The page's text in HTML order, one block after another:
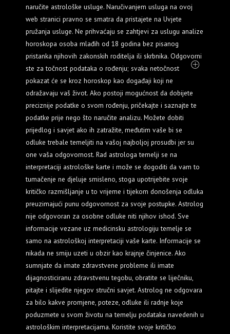
naručite astrološke usluge. Naručivanjem usluga na ovoj
web stranici pravno se smatra da pristajete na Uvjete
pružanja usluge. Ne prihvaćaju se zahtjevi za uslugu analize
horoskopa osoba mlađih od 18 godina bez pisanog
pristanka njihovih zakonskih roditelja ili skrbnika. Odgovorni
ste za točnost podataka o rođenju; svaka netočnost
pokazat će se kroz horoskop kao događaji koji ne
odražavaju vaš život. Ako postoji mogućnost da dobijete
preciznije podatke o svom rođenju, pričekajte i saznajte te
podatke prije nego što naručite analizu. Možete dobiti
prijedlog i savjet ako ih zatražite, međutim vaše bi se
odluke trebale temeljiti na vašoj najboljoj prosudbi jer su
one vaša odgovornost. Rad astrologa temelji se na
interpretaciji astrološke karte i može se dogoditi da vam to
tumačenje ne djeluje smisleno, stoga upotrijebite svoje
kritičko razmišljanje u to vrijeme i tijekom donošenja odluka
preuzimajući punu odgovornost za svoje postupke. Astrolog
nije odgovoran za osobne odluke niti njihov ishod. Sve
informacije vezane uz medicinsku astrologiju temelje se
samo na astrološkoj interpretaciji vaše karte. Informacije se
nikada ne smiju uzeti u obzir kao krajnje činjenice. Ako
sumnjate da imate zdravstvene probleme ili imate
dijagnosticiranu zdravstvenu tegobu, obratite se liječniku,
pitajte i slijedite njegov stručni savjet. Astrolog ne odgovara
za bilo kakve promjene, poteze, odluke ili radnje koje
poduzmete u svom životu na temelju podataka navedenih u
astrološkim interpretacijama. Koristite svoje kritičko